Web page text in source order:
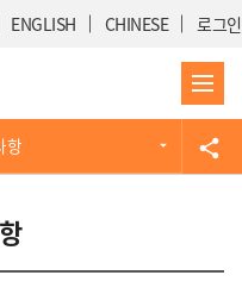
ENGLISH CHINESE 로그인
항 share